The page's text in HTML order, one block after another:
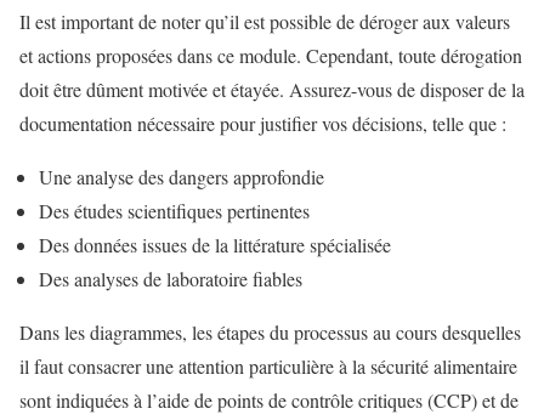
Il est important de noter qu’il est possible de déroger aux valeurs
et actions proposées dans ce module. Cependant, toute dérogation
doit être dûment motivée et étayée. Assurez-vous de disposer de la
documentation nécessaire pour justifier vos décisions, telle que :
Une analyse des dangers approfondie
Des études scientifiques pertinentes
Des données issues de la littérature spécialisée
Des analyses de laboratoire fiables
Dans les diagrammes, les étapes du processus au cours desquelles
il faut consacrer une attention particulière à la sécurité alimentaire
sont indiquées à l’aide de points de contrôle critiques (CCP) et de